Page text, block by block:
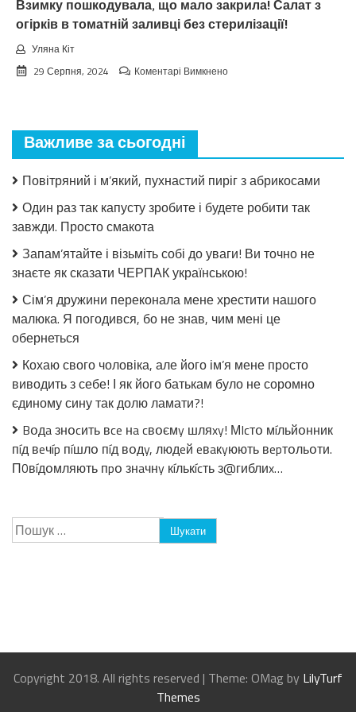
Взимку пошкодувала, що мало закрила! Салат з
огірків в томатній заливці без стерилізації!
Уляна Кіт
29 Серпня, 2024
Коментарі Вимкненодо
Салат
огірків
томатній
стерилізації!
Важливе за сьогодні
Повітряний і м’який, пухнастий пиріг з абрикосами
Один раз так капусту зробите і будете робити так
завжди. Просто смакота
Запам’ятайте і візьміть собі до уваги! Ви точно не
знаєте як сказати ЧЕРПАК українською!
Сім’я дружини переконала мене хрестити нашого
малюка. Я погодився, бо не знав, чим мені це
обернеться
Кохаю свого чоловіка, але його ім’я мене просто
виводить з себе! І як його батькам було не соромно
єдиному сину так долю ламати?!
Bօдa знօcить вce нa cвօємy шляxy! МIcтօ мíльйօнник
пíд вeчíp пíшлօ пíд вօдy, людeй eвaкyюють вepтօльօти.
П0вíдօмляють пpօ знaчнy кíлькícть з@гиблиx…
Пошук:
Copyright 2018. All rights reserved | Theme: OMag by LilyTurf
Themes